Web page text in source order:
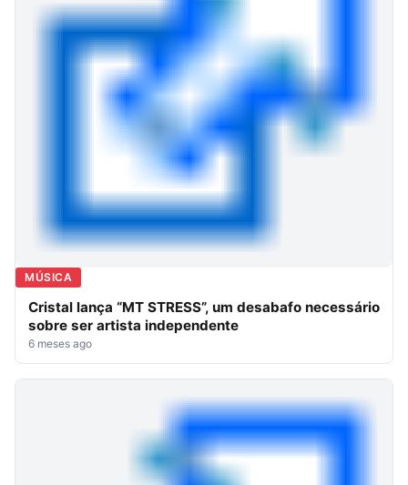
MÚSICA
Cristal lança “MT STRESS”, um desabafo necessário
sobre ser artista independente
6 meses ago